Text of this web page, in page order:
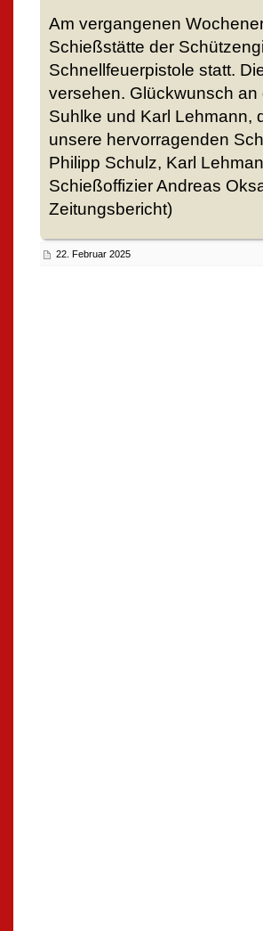
Am vergangenen
Schießstätte der
Schnellfeuerpistole statt.
versehen. Glückwunsch
Suhlke und Karl Lehmann,
unsere hervorragenden
Philipp Schulz, Karl
Schießoffizier Andreas
Zeitungsbericht)
22. Februar 2025